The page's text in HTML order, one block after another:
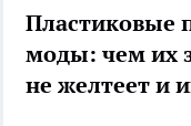
Пластиковые
моды: чем их
не желтеет и